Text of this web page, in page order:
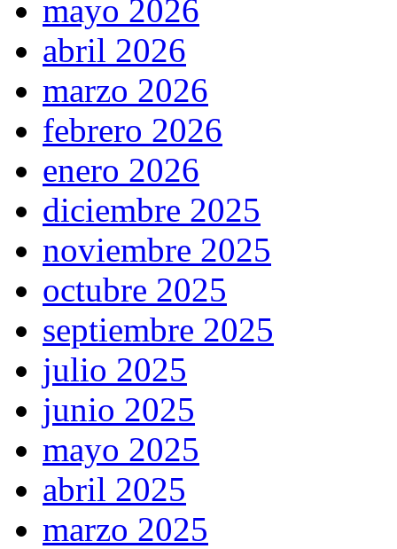
mayo 2026
abril 2026
marzo 2026
febrero 2026
enero 2026
diciembre 2025
noviembre 2025
octubre 2025
septiembre 2025
julio 2025
junio 2025
mayo 2025
abril 2025
marzo 2025